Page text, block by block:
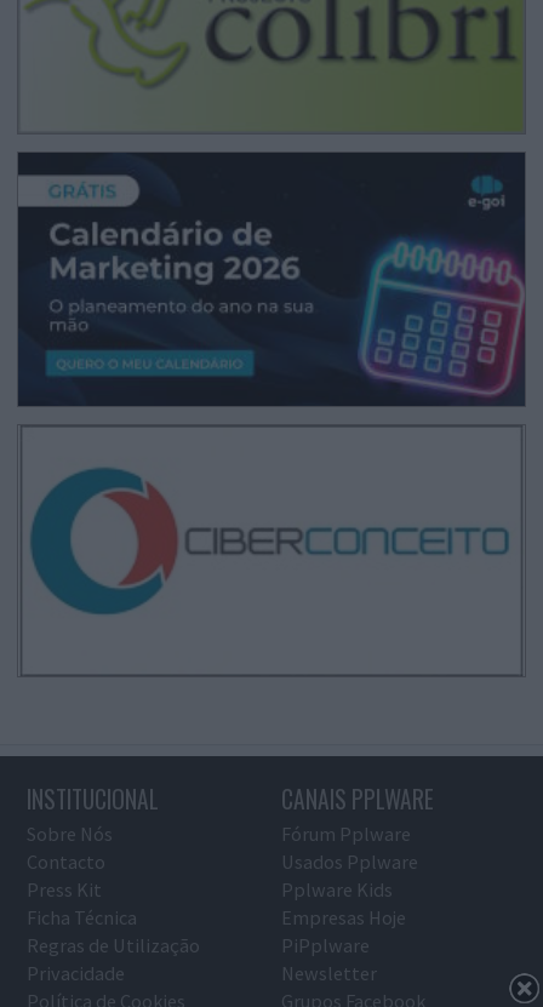
INSTITUCIONAL
Sobre Nós
Contacto
Press Kit
Ficha Técnica
Regras de Utilização
Privacidade
Política de Cookies
CANAIS PPLWARE
Fórum Pplware
Usados Pplware
Pplware Kids
Empresas Hoje
PiPplware
Newsletter
Grupos Facebook